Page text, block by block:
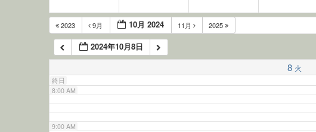
2023 9月 10月 2024 11月 2025
2024年10月8日
8 火
終日
6:00 AM
7:00 AM
8:00 AM
9:00 AM